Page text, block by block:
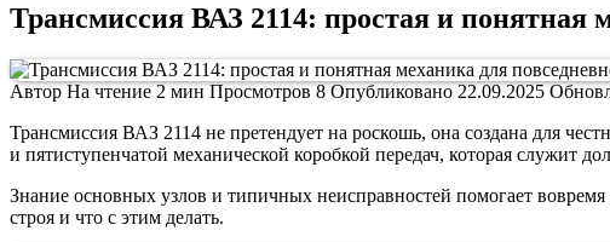
Трансмиссия ВАЗ 2114: простая и понятная
Автор На чтение2 мин Просмотров 8 Опубликовано 22.09.2025
Трансмиссия ВАЗ 2114 не претендует на роскошь, она создана для
и пятиступенчатой механической коробкой передач, которая служит
Знание основных узлов и типичных неисправностей помогает
строя и что с этим делать.